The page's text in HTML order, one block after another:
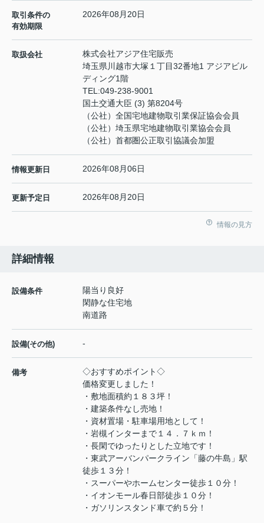
取引条件の
有効期限
2026年08月20日
取扱会社
株式会社アジア住宅販売
埼玉県川越市大塚１丁目32番地1 アジアビル
ディング1階
TEL:049-238-9001
国土交通大臣 (3) 第8204号
（公社）全国宅地建物取引業保証協会会員
（公社）埼玉県宅地建物取引業協会会員
（公社）首都圏公正取引協議会加盟
情報更新日 2026年08月06日
更新予定日 2026年08月20日
情報の見方
詳細情報
設備条件
陽当り良好
閑静な住宅地
南道路
設備(その他) -
備考
◇おすすめポイント◇
価格変更しました！
・敷地面積約１８３坪！
・建築条件なし売地！
・資材置場・駐車場用地として！
・岩槻インターまで１４．７ｋｍ！
・長閑でゆったりとした立地です！
・東武アーバンパークライン「藤の牛島」駅
徒歩１３分！
・スーパーやホームセンター徒歩１０分！
・イオンモール春日部徒歩１０分！
・ガソリンスタンド車で約５分！